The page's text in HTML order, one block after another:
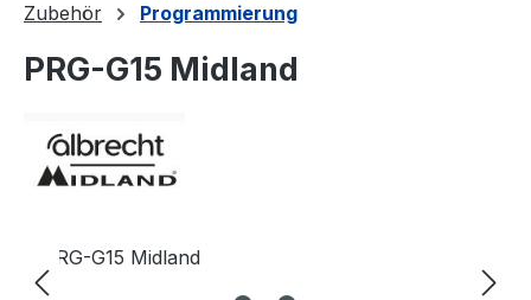
Zubehör Programmierung
PRG-G15 Midland
Bildergalerie überspringen